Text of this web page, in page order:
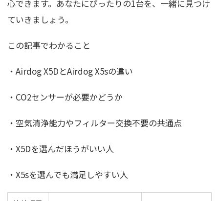
心できます。あなたにぴったりの1台を、一緒に見つけ
ていきましょう。
この記事でわかること
・Airdog X5DとAirdog X5sの違い
・CO2センサーが必要かどうか
・空気清浄能力やフィルター交換不要の共通点
・X5Dを選んだほうがいい人
・X5sを選んでも満足しやすい人